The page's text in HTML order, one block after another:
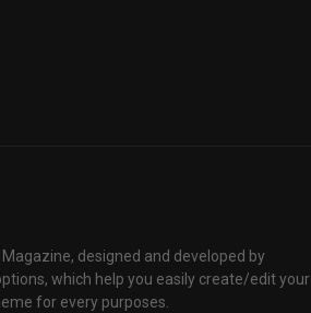
designed and developed by
which help you easily create/edit your
for every purposes.